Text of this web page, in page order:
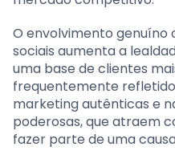
O envolvimento genuíno
sociais aumenta a
uma base de clientes
frequentemente
marketing autênticas e
poderosas, que atraem
fazer parte de uma